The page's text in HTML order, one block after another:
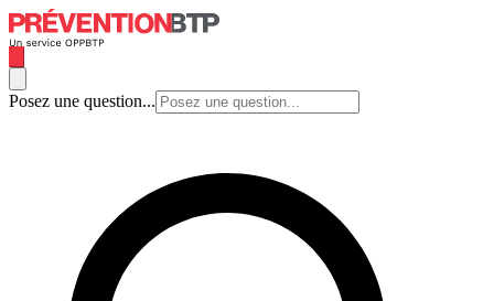
Posez une question...